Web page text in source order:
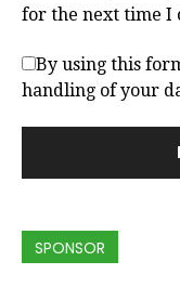
for the next time I
By using this
handling of your
SPONSOR